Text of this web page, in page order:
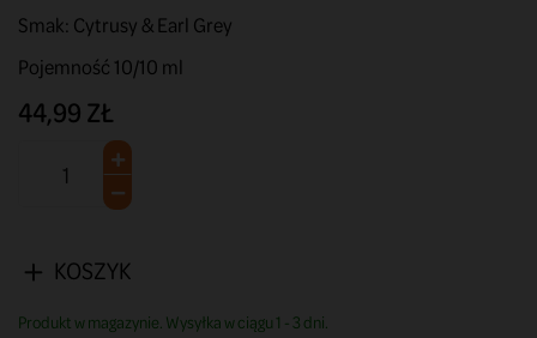
Smak: Cytrusy & Earl Grey
Pojemność 10/10 ml
44,99 ZŁ
KOSZYK
Produkt w magazynie. Wysyłka w ciągu 1 - 3 dni.